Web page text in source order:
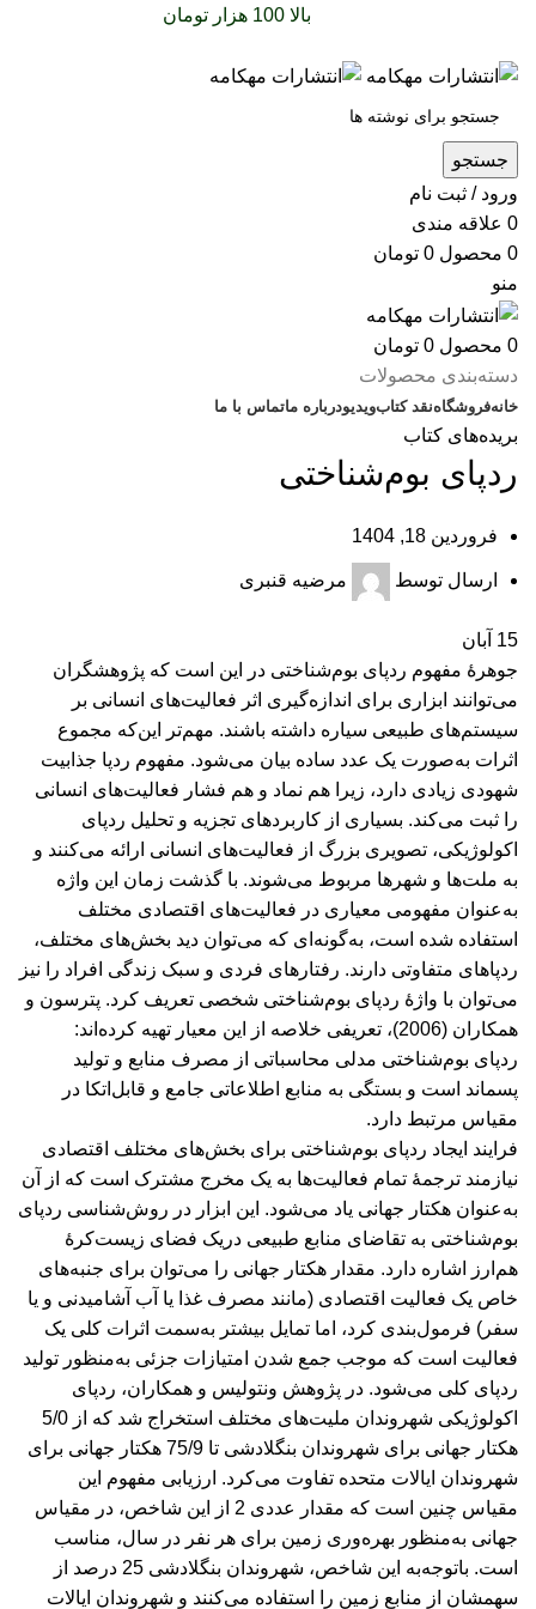
بالا 100 هزار تومان
جستجو
ورود / ثبت نام
0 علاقه مندی
0 محصول 0 تومان
منو
0 محصول 0 تومان
دسته‌بندی محصولات
خانهفروشگاهنقد کتابویدیودرباره‌ ماتماس با ما
بریده‌های کتاب
ردپای بوم‌شناختی
فروردین 18, 1404
ارسال توسط مرضیه قنبری
15 آبان
جوهرۀ مفهوم ردپای بوم‌شناختی در این است که پژوهشگران
می‌توانند ابزاری برای اندازه‌گیری اثر فعالیت‌های انسانی بر
سیستم‌های طبیعی سیاره داشته باشند. مهم‌تر این‌که مجموع
اثرات به‌صورت یک عدد ساده بیان می‌شود. مفهوم ردپا جذابیت
شهودی زیادی دارد، زیرا هم نماد و هم فشار فعالیت‌های انسانی
را ثبت می‌کند. بسیاری از کاربردهای تجزیه و تحلیل ردپای
اکولوژیکی، تصویری بزرگ از فعالیت‌های انسانی ارائه می‌کنند و
به ملت‌ها و شهرها مربوط می‌شوند. با گذشت زمان این واژه
به‌عنوان مفهومی معیاری در فعالیت‌های اقتصادی مختلف
استفاده شده است، به‌گونه‌ای که می‌توان دید بخش‌های مختلف،
ردپاهای متفاوتی دارند. رفتارهای فردی و سبک زندگی افراد را نیز
می‌توان با واژۀ ردپای بوم‌شناختی شخصی تعریف کرد. پترسون و
همکاران (2006)، تعریفی خلاصه‌ از این معیار تهیه کرده‌اند:
ردپای بوم‌شناختی مدلی محاسباتی از مصرف منابع و تولید
پسماند است و بستگی به منابع اطلاعاتی جامع و قابل‌اتکا در
مقیاس مرتبط دارد.
فرایند ایجاد ردپای بوم‌شناختی برای بخش‌های مختلف اقتصادی
نیازمند ترجمۀ تمام فعالیت‌ها به یک مخرج مشترک است که از آن
به‌عنوان هکتار جهانی یاد می‌شود. این ابزار در روش‌شناسی ردپای
بوم‌شناختی به تقاضای منابع طبیعی دریک فضای زیست‌کرۀ
هم‌ارز اشاره دارد. مقدار هکتار جهانی را می‌توان برای جنبه‌های
خاص یک فعالیت اقتصادی (مانند مصرف غذا یا آب آشامیدنی و یا
سفر) فرمول‌بندی کرد، اما تمایل بیشتر به‌سمت اثرات کلی یک
فعالیت است که موجب جمع شدن امتیازات جزئی به‌منظور تولید
ردپای کلی می‌شود. در پژوهش ونتولیس و همکاران، ردپای
اکولوژیکی شهروندان ملیت‌های مختلف استخراج شد که از 5/0
هکتار جهانی برای شهروندان بنگلادشی تا 75/9 هکتار جهانی برای
شهروندان ایالات متحده تفاوت می‌کرد. ارزیابی مفهوم این
مقیاس چنین است که مقدار عددی 2 از این شاخص، در مقیاس
جهانی به‌منظور بهره‌وری زمین برای هر نفر در سال، مناسب
است. باتوجه‌به این شاخص، شهروندان بنگلادشی 25 درصد از
سهمشان از منابع زمین را استفاده می‌کنند و شهروندان ایالات